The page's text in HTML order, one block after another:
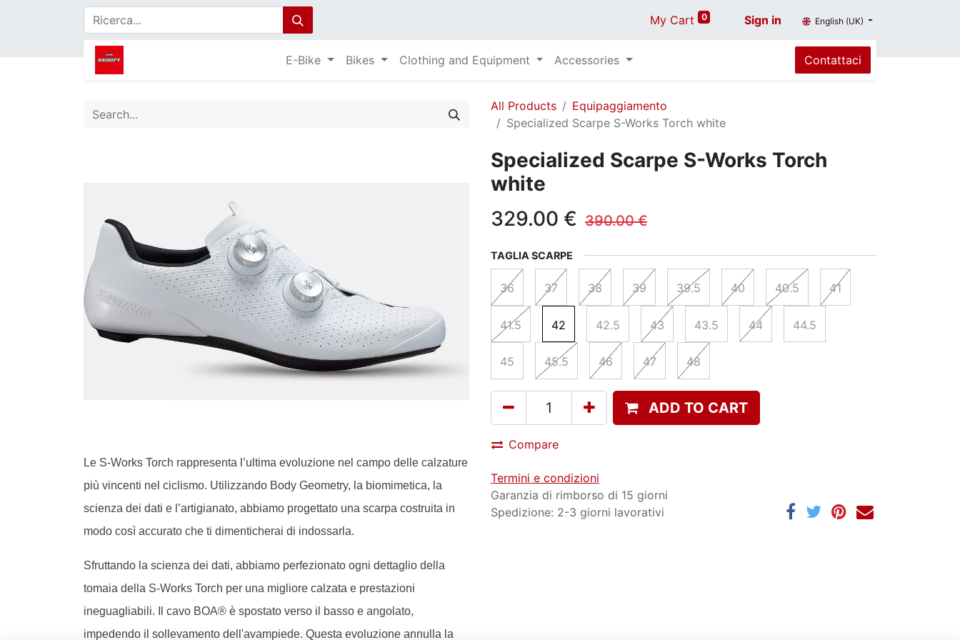
My Cart 0 Sign in English (UK)
E-Bike Bikes Clothing and Equipment Accessories Contattaci
All Products
Equipaggiamento
Specialized Scarpe S-Works Torch white
Le S-Works Torch rappresenta l’ultima evoluzione nel campo delle calzature
più vincenti nel ciclismo. Utilizzando Body Geometry, la biomimetica, la
scienza dei dati e l’artigianato, abbiamo progettato una scarpa costruita in
modo così accurato che ti dimenticherai di indossarla.
Sfruttando la scienza dei dati, abbiamo perfezionato ogni dettaglio della
tomaia della S-Works Torch per una migliore calzata e prestazioni
ineguagliabili. Il cavo BOA® è spostato verso il basso e angolato,
impedendo il sollevamento dell'avampiede. Questa evoluzione annulla la
Specialized Scarpe S-Works Torch
white
329.00 € 390.00€
TAGLIA SCARPE
36 37 38 39 39.5 40 40.5 41
41.5 42 42.5 43 43.5 44 44.5
45 45.5 46 47 48
ADD TO CART
Compare
Termini e condizioni
Garanzia di rimborso di 15 giorni
Spedizione: 2-3 giorni lavorativi